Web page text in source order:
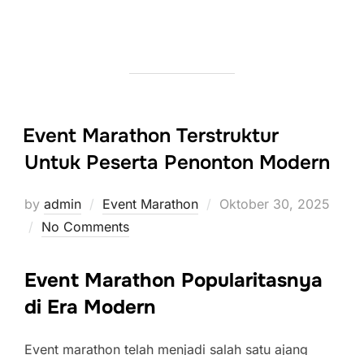
Event Marathon Terstruktur
Untuk Peserta Penonton Modern
by admin Event Marathon
Posted
Oktober 30, 2025
No Comments
Event Marathon Popularitasnya
di Era Modern
Event marathon telah menjadi salah satu ajang